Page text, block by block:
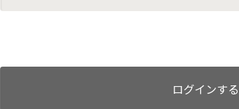
ログインする